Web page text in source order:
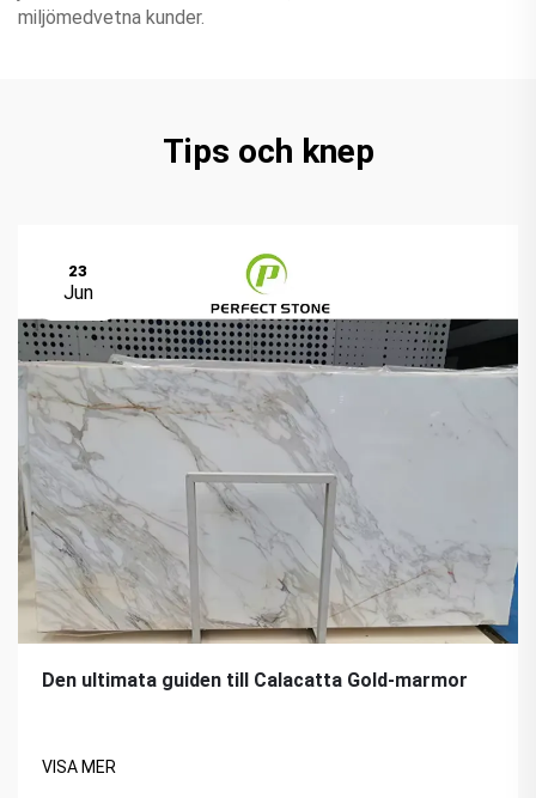
miljömedvetna kunder.
Tips och knep
23
Jun
Den ultimata guiden till Calacatta Gold-marmor
VISA MER